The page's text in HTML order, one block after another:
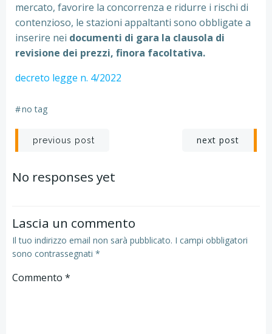
mercato, favorire la concorrenza e ridurre i rischi di
contenzioso, le stazioni appaltanti sono obbligate a
inserire nei documenti di gara la clausola di
revisione dei prezzi, finora facoltativa.
decreto legge n. 4/2022
#no tag
Post
navigation
previous post next post
No responses yet
Lascia un commento
Il tuo indirizzo email non sarà pubblicato. I campi obbligatori
sono contrassegnati *
Commento *